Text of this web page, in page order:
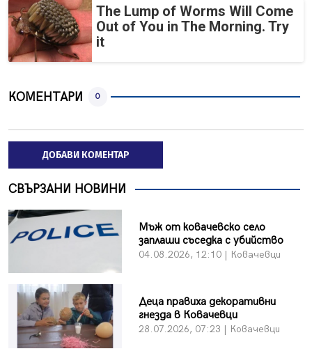
The Lump of Worms Will Come
Out of You in The Morning. Try
it
КОМЕНТАРИ 0
ДОБАВИ КОМЕНТАР
СВЪРЗАНИ НОВИНИ
Мъж от ковачевско село
заплаши съседка с убийство
04.08.2026, 12:10 | Ковачевци
Деца правиха декоративни
гнезда в Ковачевци
28.07.2026, 07:23 | Ковачевци